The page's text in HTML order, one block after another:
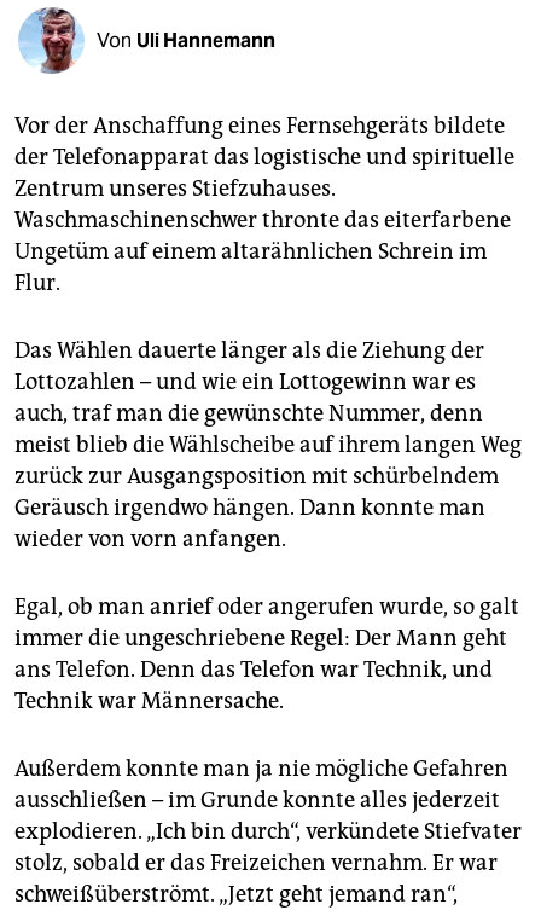
shop
fragen & hilfe
unterstützen
abo
genossenschaft
epaper login
Von Uli Hannemann
Vor der Anschaffung eines Fernsehgeräts bildete
der Telefonapparat das logistische und spirituelle
Zentrum unseres Stiefzuhauses.
Waschmaschinenschwer thronte das eiterfarbene
Ungetüm auf einem altarähnlichen Schrein im
Flur.
Das Wählen dauerte länger als die Ziehung der
Lottozahlen – und wie ein Lottogewinn war es
auch, traf man die gewünschte Nummer, denn
meist blieb die Wählscheibe auf ihrem langen Weg
zurück zur Ausgangsposition mit schürbelndem
Geräusch irgendwo hängen. Dann konnte man
wieder von vorn anfangen.
Egal, ob man anrief oder angerufen wurde, so galt
immer die ungeschriebene Regel: Der Mann geht
ans Telefon. Denn das Telefon war Technik, und
Technik war Männersache.
Außerdem konnte man ja nie mögliche Gefahren
ausschließen – im Grunde konnte alles jederzeit
explodieren. „Ich bin durch“, verkündete Stiefvater
stolz, sobald er das Freizeichen vernahm. Er war
schweißüberströmt. „Jetzt geht jemand ran“,